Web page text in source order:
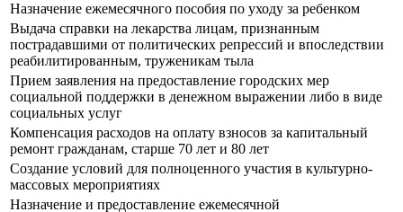
Назначение ежемесячного пособия по уходу за ребенком
Выдача справки на лекарства лицам, признанным
пострадавшими от политических репрессий и впоследствии
реабилитированным, труженикам тыла
Прием заявления на предоставление городских мер
социальной поддержки в денежном выражении либо в виде
социальных услуг
Компенсация расходов на оплату взносов за капитальный
ремонт гражданам, старше 70 лет и 80 лет
Создание условий для полноценного участия в культурно-
массовых мероприятиях
Назначение и предоставление ежемесячной